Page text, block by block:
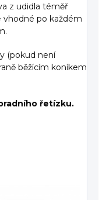
z udidla téměř
vhodné po každém
(pokud není
běžícím koníkem
řetízku.